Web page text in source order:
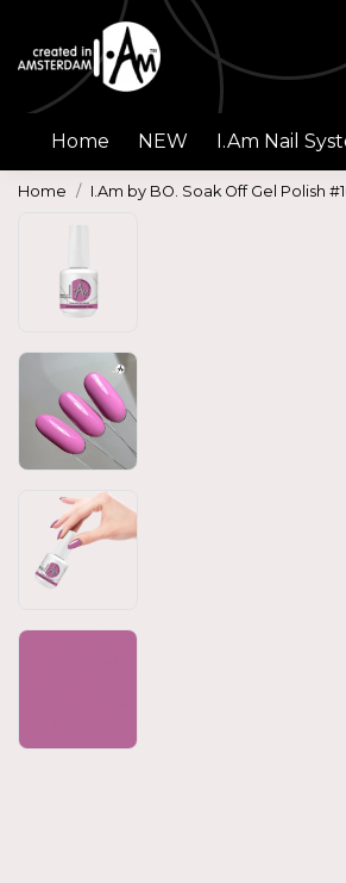
Home NEW I.Am Nail
Home I.Am by BO. Soak Off Gel Polish